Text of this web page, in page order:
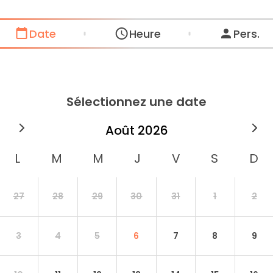
Date Heure Pers.
Sélectionnez une date
août 2026
27 28 29 30 31 1 2
3 4 5 6 7 8 9